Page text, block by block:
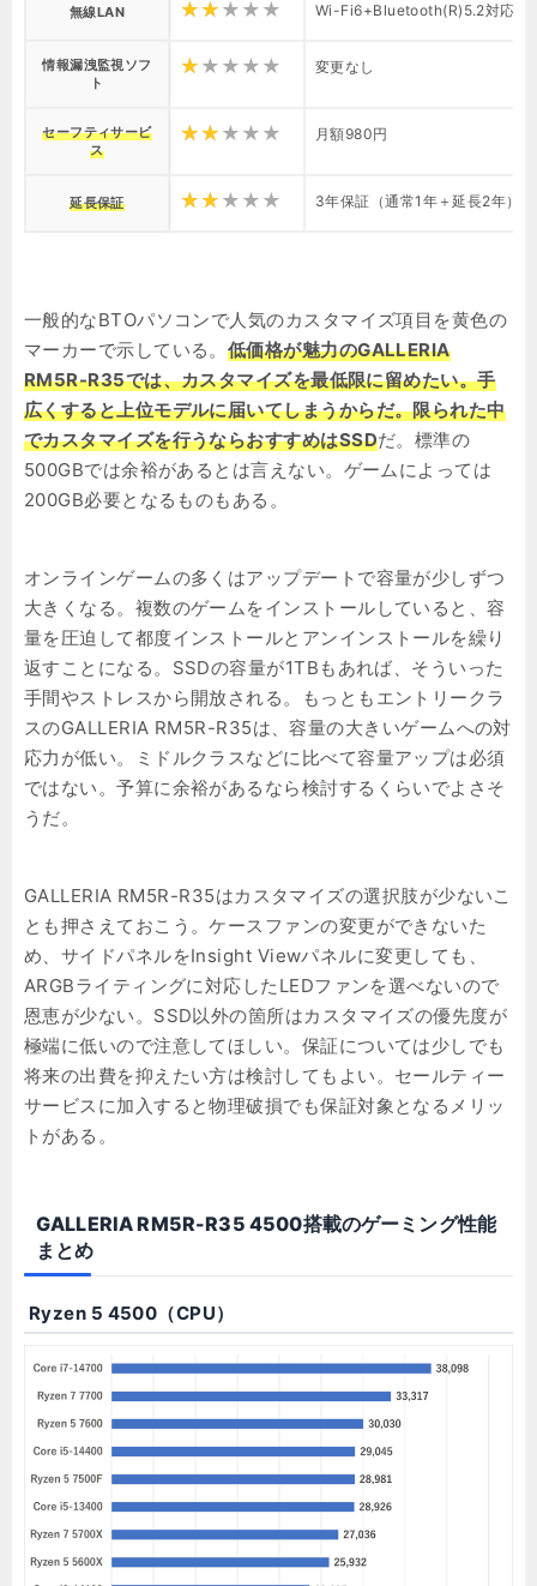
無線LAN Wi-Fi6+Bluetooth(R)5.2対応
情報漏洩監視ソフ
ト
変更なし
セーフティサービ
ス
月額980円
延長保証 3年保証（通常1年＋延長2年）
一般的なBTOパソコンで人気のカスタマイズ項目を黄色の
マーカーで示している。 低価格が魅力のGALLERIA
RM5R-R35では、カスタマイズを最低限に留めたい。手
広くすると上位モデルに届いてしまうからだ。限られた中
でカスタマイズを行うならおすすめはSSDだ。標準の
500GBでは余裕があるとは言えない。ゲームによっては
200GB必要となるものもある。
オンラインゲームの多くはアップデートで容量が少しずつ
大きくなる。複数のゲームをインストールしていると、容
量を圧迫して都度インストールとアンインストールを繰り
返すことになる。SSDの容量が1TBもあれば、そういった
手間やストレスから開放される。もっともエントリークラ
スのGALLERIA RM5R-R35は、容量の大きいゲームへの対
応力が低い。ミドルクラスなどに比べて容量アップは必須
ではない。予算に余裕があるなら検討するくらいでよさそ
うだ。
GALLERIA RM5R-R35はカスタマイズの選択肢が少ないこ
とも押さえておこう。ケースファンの変更ができないた
め、サイドパネルをInsight Viewパネルに変更しても、
ARGBライティングに対応したLEDファンを選べないので
恩恵が少ない。SSD以外の箇所はカスタマイズの優先度が
極端に低いので注意してほしい。保証については少しでも
将来の出費を抑えたい方は検討してもよい。セールティー
サービスに加入すると物理破損でも保証対象となるメリッ
トがある。
GALLERIA RM5R-R35 4500搭載のゲーミング性能
まとめ
Ryzen 5 4500（CPU）